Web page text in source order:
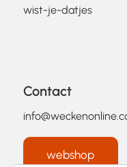
wist-je-datjes
Contact
webshop